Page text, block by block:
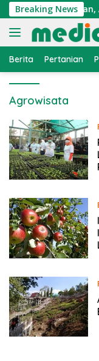
Langsung
ke
konten
Breaking News
Ekonomi Nelayan,
Berita Pertanian
Agrowisata